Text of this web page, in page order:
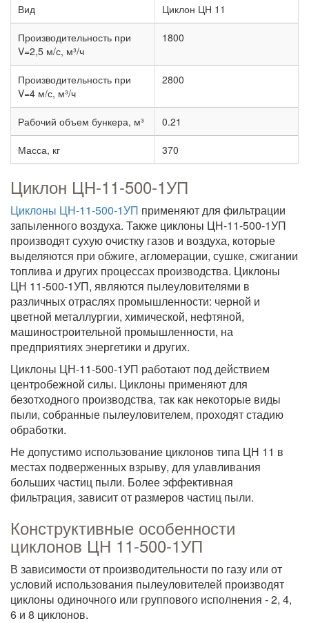
Вид Циклон ЦН 11
Производительность при
V=2,5 м/с, м³/ч
1800
Производительность при
V=4 м/с, м³/ч
2800
Рабочий объем бункера, м³ 0.21
Масса, кг 370
Циклон ЦН-11-500-1УП
Циклоны ЦН-11-500-1УП применяют для фильтрации
запыленного воздуха. Также циклоны ЦН-11-500-1УП
производят сухую очистку газов и воздуха, которые
выделяются при обжиге, агломерации, сушке, сжигании
топлива и других процессах производства. Циклоны
ЦН 11-500-1УП, являются пылеуловителями в
различных отраслях промышленности: черной и
цветной металлургии, химической, нефтяной,
машиностроительной промышленности, на
предприятиях энергетики и других.
Циклоны ЦН-11-500-1УП работают под действием
центробежной силы. Циклоны применяют для
безотходного производства, так как некоторые виды
пыли, собранные пылеуловителем, проходят стадию
обработки.
Не допустимо использование циклонов типа ЦН 11 в
местах подверженных взрыву, для улавливания
больших частиц пыли. Более эффективная
фильтрация, зависит от размеров частиц пыли.
Конструктивные особенности
циклонов ЦН 11-500-1УП
В зависимости от производительности по газу или от
условий использования пылеуловителей производят
циклоны одиночного или группового исполнения - 2, 4,
6 и 8 циклонов.